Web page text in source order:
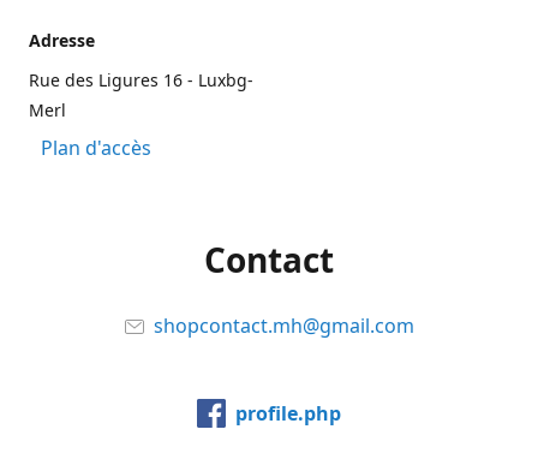
Adresse
Rue des Ligures 16 - Luxbg-
Merl
Plan d'accès
Contact
shopcontact.mh@gmail.com
profile.php